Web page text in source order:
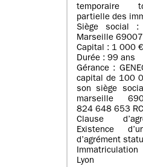
temporaire
partielle des
Siège social
Marseille 69007
Capital : 1 000 €
Durée : 99 ans
Gérance :
capital de 100
son siège
marseille
824 648 653
Clause
Existence
d’agrément
Immatriculation
Lyon